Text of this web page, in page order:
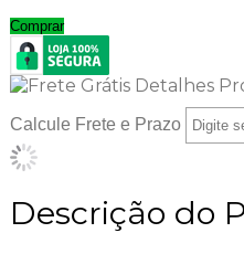
Comprar
Calcule Frete e Prazo
Descrição do